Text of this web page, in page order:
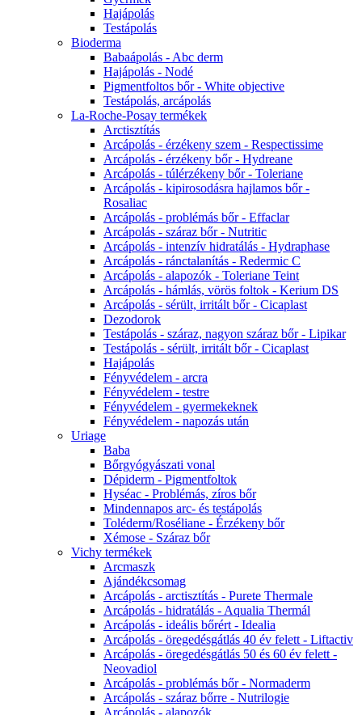
Hajápolás
Testápolás
Bioderma
Babaápolás - Abc derm
Hajápolás - Nodé
Pigmentfoltos bőr - White objective
Testápolás, arcápolás
La-Roche-Posay termékek
Arctisztítás
Arcápolás - érzékeny szem - Respectissime
Arcápolás - érzékeny bőr - Hydreane
Arcápolás - túlérzékeny bőr - Toleriane
Arcápolás - kipirosodásra hajlamos bőr -
Rosaliac
Arcápolás - problémás bőr - Effaclar
Arcápolás - száraz bőr - Nutritic
Arcápolás - intenzív hidratálás - Hydraphase
Arcápolás - ránctalanítás - Redermic C
Arcápolás - alapozók - Toleriane Teint
Arcápolás - hámlás, vörös foltok - Kerium DS
Arcápolás - sérült, irritált bőr - Cicaplast
Dezodorok
Testápolás - száraz, nagyon száraz bőr - Lipikar
Testápolás - sérült, irritált bőr - Cicaplast
Hajápolás
Fényvédelem - arcra
Fényvédelem - testre
Fényvédelem - gyermekeknek
Fényvédelem - napozás után
Uriage
Baba
Bőrgyógyászati vonal
Dépiderm - Pigmentfoltok
Hyséac - Problémás, zíros bőr
Mindennapos arc- és testápolás
Toléderm/Roséliane - Érzékeny bőr
Xémose - Száraz bőr
Vichy termékek
Arcmaszk
Ajándékcsomag
Arcápolás - arctisztítás - Purete Thermale
Arcápolás - hidratálás - Aqualia Thermál
Arcápolás - ideális bőrért - Idealia
Arcápolás - öregedésgátlás 40 év felett - Liftactiv
Arcápolás - öregedésgátlás 50 és 60 év felett -
Neovadiol
Arcápolás - problémás bőr - Normaderm
Arcápolás - száraz bőrre - Nutrilogie
Arcápolás - alapozók